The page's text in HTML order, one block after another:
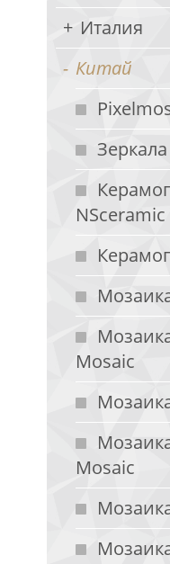
Италия
Китай
NSceramic
Mosaic
Mosaic